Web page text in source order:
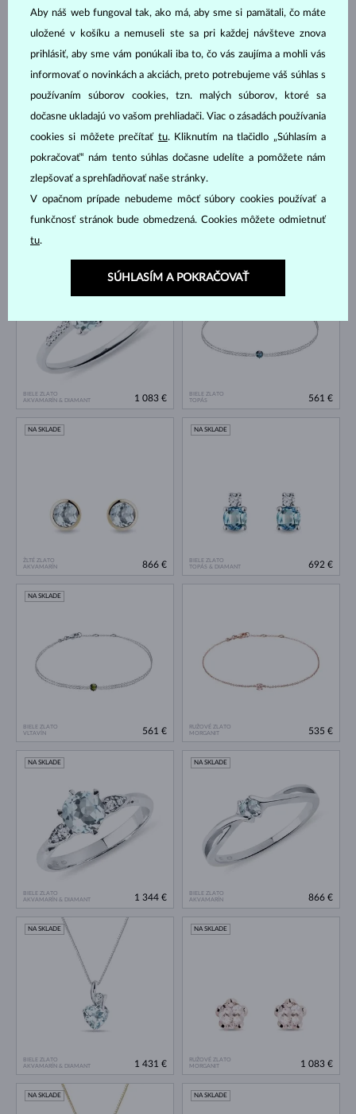
BIELE ZLATO
NA SKLADE NA SKLADE
BIELE ZLATO
AKVAMARÍN & DIAMANT
1 083 €
BIELE ZLATO
TOPÁS
561 €
ŽLTÉ ZLATO
AKVAMARÍN
NA SKLADE
866 €
BIELE ZLATO
TOPÁS & DIAMANT
NA SKLADE
692 €
BIELE ZLATO
VLTAVÍN
NA SKLADE
561 €
RUŽOVÉ ZLATO
MORGANIT
535 €
BIELE ZLATO
AKVAMARÍN & DIAMANT
NA SKLADE
1 344 €
BIELE ZLATO
AKVAMARÍN
NA SKLADE
866 €
BIELE ZLATO
AKVAMARÍN & DIAMANT
NA SKLADE
1 431 €
RUŽOVÉ ZLATO
MORGANIT
NA SKLADE
1 083 €
NA SKLADE NA SKLADE
Aby náš web fungoval tak, ako má, aby sme si pamätali, čo máte
uložené v košíku a nemuseli ste sa pri každej návšteve znova
prihlásiť, aby sme vám ponúkali iba to, čo vás zaujíma a mohli vás
informovať o novinkách a akciách, preto potrebujeme váš súhlas s
používaním súborov cookies, tzn. malých súborov, ktoré sa
dočasne ukladajú vo vašom prehliadači. Viac o zásadách používania
cookies si môžete prečítať tu. Kliknutím na tlačidlo „Súhlasím a
pokračovať“ nám tento súhlas dočasne udelíte a pomôžete nám
zlepšovať a sprehľadňovať naše stránky.
V opačnom prípade nebudeme môcť súbory cookies používať a
funkčnosť stránok bude obmedzená. Cookies môžete odmietnuť
tu.
SÚHLASÍM A POKRAČOVAŤ